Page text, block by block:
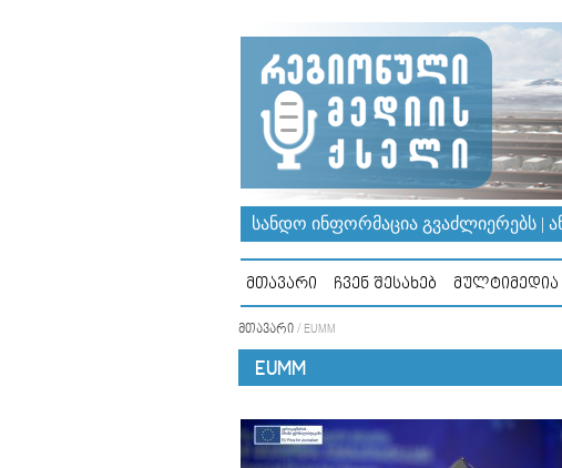
ᲡᲐᲜᲓᲝ ᲘᲜᲤᲝᲠᲛᲐᲪᲘᲐ ᲒᲕᲐᲫᲚᲘᲔᲠᲔᲑᲡ |
ᲛᲗᲐᲕᲐᲠᲘ ᲩᲕᲔᲜ ᲨᲔᲡᲐᲮᲔᲑ ᲛᲣᲚᲢᲘᲛᲔᲓᲘᲐ
ᲛᲗᲐᲕᲐᲠᲘ / EUMM
EUMM